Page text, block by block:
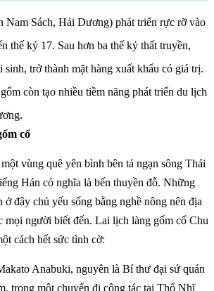
Nam Sách, Hải Dương) phát triển rực rỡ vào
thế kỷ 17. Sau hơn ba thế kỷ thất truyền,
trở thành mặt hàng xuất khẩu có giá trị.
còn tạo nhiều tiềm năng phát triển du lịch
cổ
vùng quê yên bình bên tả ngạn sông Thái
Hán có nghĩa là bến thuyền đỗ. Những
ở đây chủ yếu sống bằng nghề nông nên địa
mọi người biết đến. Lai lịch làng gốm cổ Chu
cách hết sức tình cờ:
Anabuki, nguyên là Bí thư đại sứ quán
trong một chuyến đi công tác tại Thổ Nhĩ